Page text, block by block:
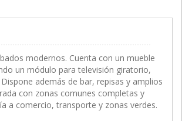
modernos. Cuenta con un mueble
un módulo para televisión giratorio,
además de bar, repisas y amplios
con zonas comunes completas y
a comercio, transporte y zonas verdes.